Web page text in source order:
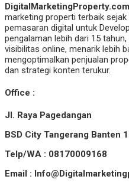
DigitalMarketingProperty.com
marketing properti terbaik
pemasaran digital untuk
pengalaman lebih dari 15
visibilitas online, menarik lebih
mengoptimalkan penjualan
dan strategi konten terukur.
Office :
Jl. Raya Pagedangan
BSD City Tangerang Banten
Telp/WA : 08170009168
Email :